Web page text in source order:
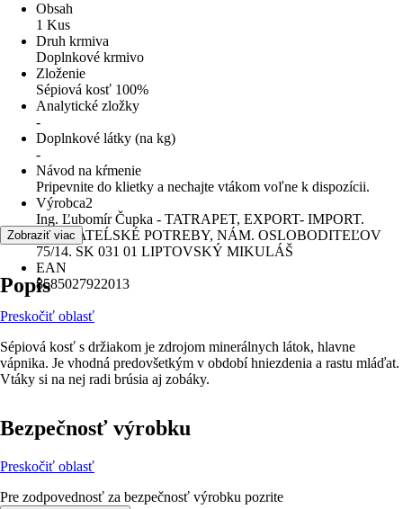
Obsah
1 Kus
Druh krmiva
Doplnkové krmivo
Zloženie
Sépiová kosť 100%
Analytické zložky
-
Doplnkové látky (na kg)
-
Návod na kŕmenie
Pripevnite do klietky a nechajte vtákom voľne k dispozícii.
Výrobca2
Ing. Ľubomír Čupka - TATRAPET, EXPORT- IMPORT.
CHOVATEĹSKÉ POTREBY, NÁM. OSLOBODITEĽOV
75/14. SK 031 01 LIPTOVSKÝ MIKULÁŠ
EAN
8585027922013
Zobraziť viac
Popis
Preskočiť oblasť
Sépiová kosť s držiakom je zdrojom minerálnych látok, hlavne
vápnika. Je vhodná predovšetkým v období hniezdenia a rastu mláďat.
Vtáky si na nej radi brúsia aj zobáky.
Bezpečnosť výrobku
Preskočiť oblasť
Pre zodpovednosť za bezpečnosť výrobku pozrite